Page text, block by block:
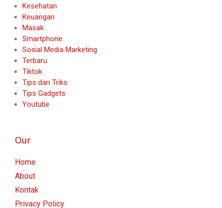
Kesehatan
Keuangan
Masak
Smartphone
Sosial Media Marketing
Terbaru
Tiktok
Tips dan Triks
Tips Gadgets
Youtube
Our
Home
About
Kontak
Privacy Policy